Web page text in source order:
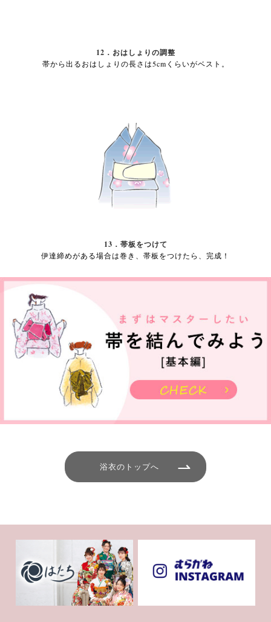
12．おはしょりの調整
帯から出るおはしょりの長さは5cmくらいがベスト。
13．帯板をつけて
伊達締めがある場合は巻き、帯板をつけたら、完成！
浴衣のトップへ